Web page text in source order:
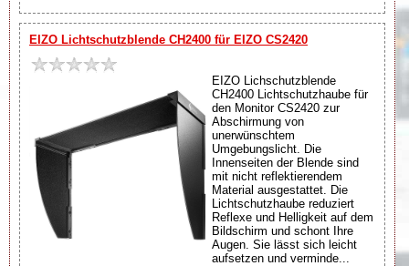
EIZO Lichtschutzblende CH2400 für EIZO CS2420
EIZO Lichschutzblende
CH2400 Lichtschutzhaube für
den Monitor CS2420 zur
Abschirmung von
unerwünschtem
Umgebungslicht. Die
Innenseiten der Blende sind
mit nicht reflektierendem
Material ausgestattet. Die
Lichtschutzhaube reduziert
Reflexe und Helligkeit auf dem
Bildschirm und schont Ihre
Augen. Sie lässt sich leicht
aufsetzen und verminde...